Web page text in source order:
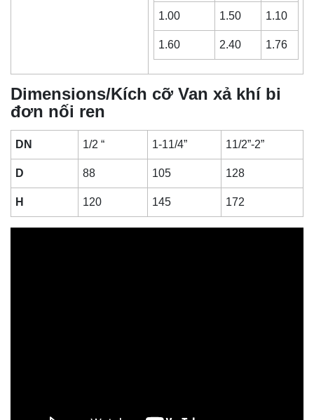
1.00 1.50 1.10
1.60 2.40 1.76
Dimensions/Kích cỡ Van xả khí bi
đơn nối ren
DN 1/2 “ 1-11/4” 11/2”-2”
D 88 105 128
H 120 145 172